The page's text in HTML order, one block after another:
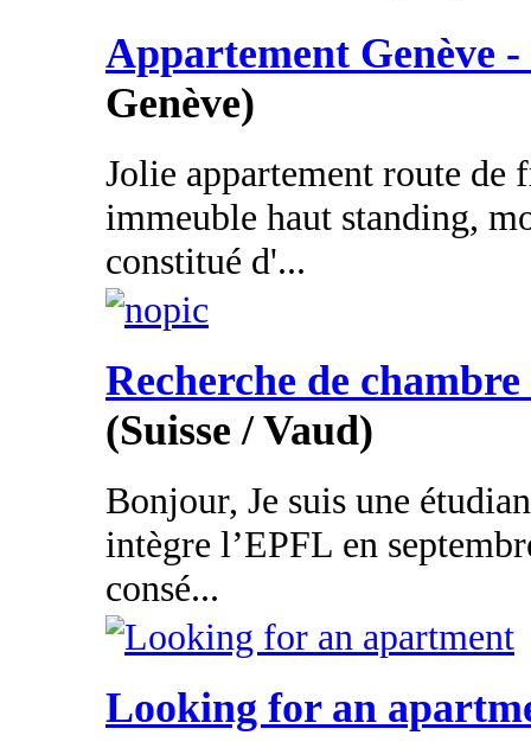
Appartement Genève -
Genève)
Jolie appartement route de
immeuble haut standing,
constitué d'...
Recherche de
(Suisse / Vaud)
Bonjour, Je suis une
intègre l’EPFL en
consé...
Looking for an